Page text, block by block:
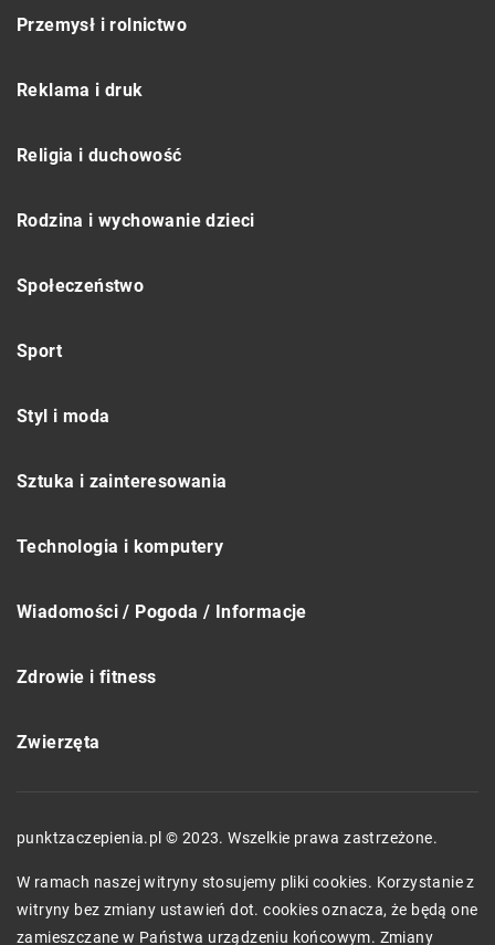
Przemysł i rolnictwo
Reklama i druk
Religia i duchowość
Rodzina i wychowanie dzieci
Społeczeństwo
Sport
Styl i moda
Sztuka i zainteresowania
Technologia i komputery
Wiadomości / Pogoda / Informacje
Zdrowie i fitness
Zwierzęta
punktzaczepienia.pl © 2023. Wszelkie prawa zastrzeżone.
W ramach naszej witryny stosujemy pliki cookies. Korzystanie z
witryny bez zmiany ustawień dot. cookies oznacza, że będą one
zamieszczane w Państwa urządzeniu końcowym. Zmiany